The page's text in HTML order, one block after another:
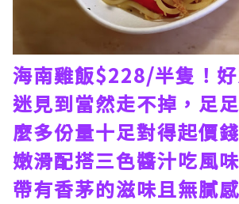
海南雞飯$228/半隻！
迷見到當然走不掉，足
麼多份量十足對得起價
嫩滑配搭三色醬汁吃風
帶有香茅的滋味且無膩